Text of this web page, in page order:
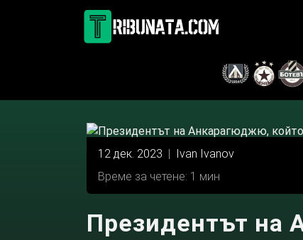
12 дек. 2023 | Ivan Ivanov
Време за четене: 1 мин
Президентът на